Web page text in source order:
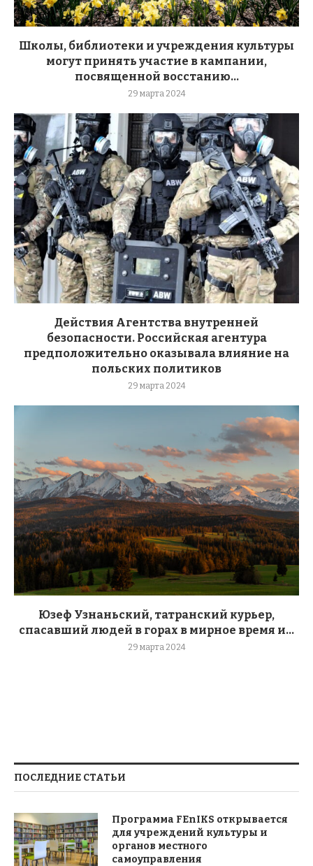
Школы, библиотеки и учреждения культуры
могут принять участие в кампании,
посвященной восстанию...
29 марта 2024
Действия Агентства внутренней
безопасности. Российская агентура
предположительно оказывала влияние на
польских политиков
29 марта 2024
Юзеф Узнаньский, татранский курьер,
спасавший людей в горах в мирное время и...
29 марта 2024
ПОСЛЕДНИЕ СТАТЬИ
Программа FEnIKS открывается
для учреждений культуры и
органов местного
самоуправления